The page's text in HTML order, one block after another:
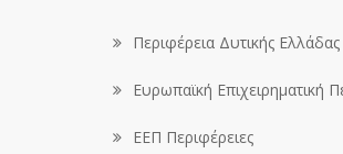
Περιφέρεια Δυτικής Ελλάδας
Ευρωπαϊκή Επιχειρηματική
ΕΕΠ Περιφέρειες